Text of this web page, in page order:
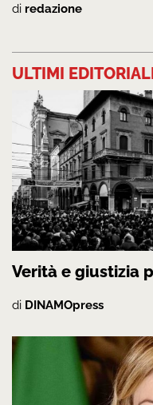
di redazione
ULTIMI
Verità e giustizia
di DINAMOpress